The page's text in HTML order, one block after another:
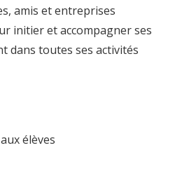
amis et entreprises
initier et accompagner ses
dans toutes ses activités
élèves